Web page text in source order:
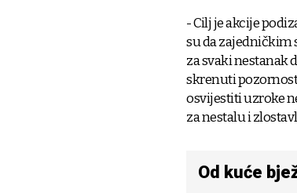
- Cilj je akcije
su da zajedničkim
za svaki nestanak
skrenuti
osvijestiti uzroke
za nestalu i
Od kuće